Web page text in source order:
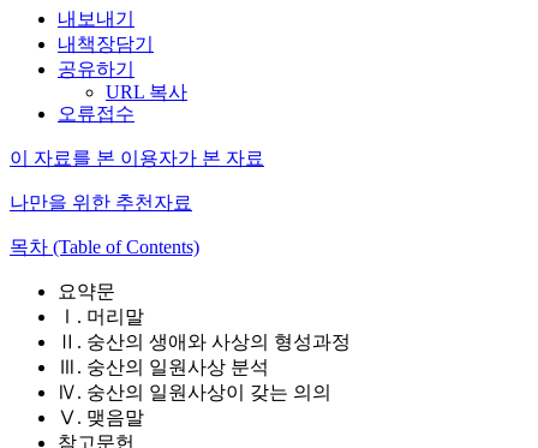
내보내기
내책장담기
공유하기
URL 복사
오류접수
이 자료를 본 이용자가 본 자료
나만을 위한 추천자료
목차 (Table of Contents)
요약문
Ⅰ. 머리말
Ⅱ. 숭산의 생애와 사상의 형성과정
Ⅲ. 숭산의 일원사상 분석
Ⅳ. 숭산의 일원사상이 갖는 의의
Ⅴ. 맺음말
참고문헌